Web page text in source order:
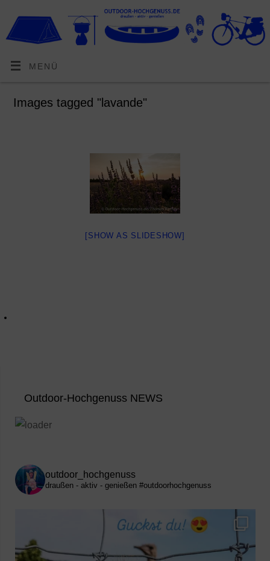
MENÜ
Images tagged "lavande"
[SHOW AS SLIDESHOW]
Outdoor-Hochgenuss NEWS
outdoor_hochgenuss
draußen - aktiv - genießen #outdoorhochgenuss